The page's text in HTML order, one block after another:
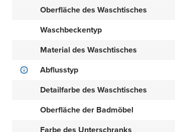
Oberfläche des Waschtisches
Waschbeckentyp
Material des Waschtisches
Abflusstyp
Detailfarbe des Waschtisches
Oberfläche der Badmöbel